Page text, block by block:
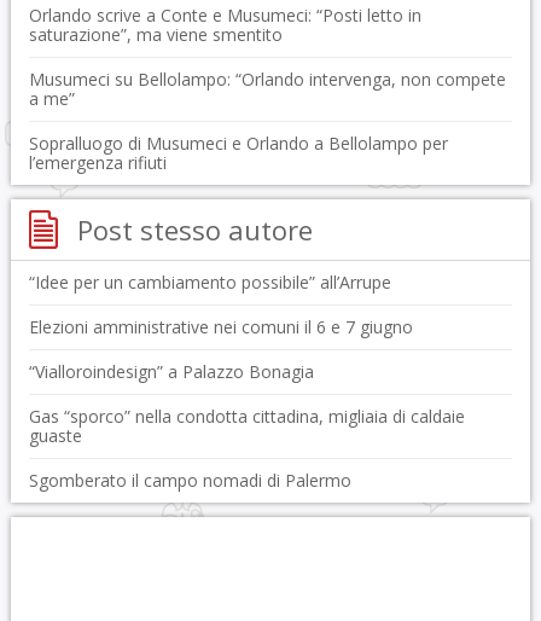
Orlando scrive a Conte e Musumeci: “Posti letto in
saturazione”, ma viene smentito
Musumeci su Bellolampo: “Orlando intervenga, non compete
a me”
Sopralluogo di Musumeci e Orlando a Bellolampo per
l’emergenza rifiuti
Post stesso autore
“Idee per un cambiamento possibile” all’Arrupe
Elezioni amministrative nei comuni il 6 e 7 giugno
“Vialloroindesign” a Palazzo Bonagia
Gas “sporco” nella condotta cittadina, migliaia di caldaie
guaste
Sgomberato il campo nomadi di Palermo